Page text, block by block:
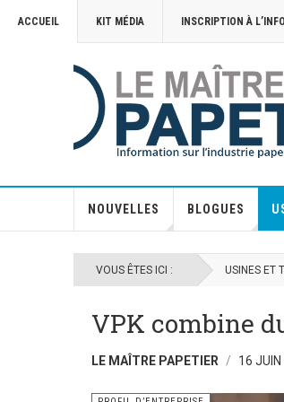
ACCUEIL KIT MÉDIA INSCRIPTION À
NOUVELLES BLOGUES
VOUS ÊTES ICI : USINES ET
VPK combine
LE MAÎTRE PAPETIER 16